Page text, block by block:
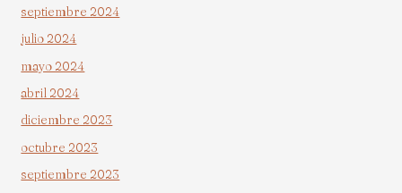
septiembre 2024
julio 2024
mayo 2024
abril 2024
diciembre 2023
octubre 2023
septiembre 2023